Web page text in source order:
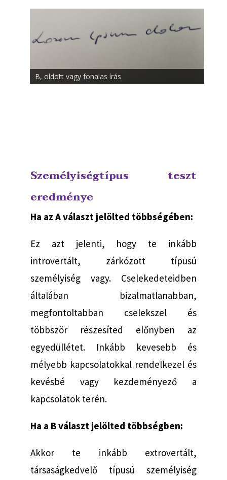
B, oldott vagy fonalas írás
Személyiségtípus teszt
eredménye
Ha az A választ jelölted többségében:
Ez azt jelenti, hogy te inkább
introvertált, zárkózott típusú
személyiség vagy. Cselekedeteidben
általában bizalmatlanabban,
megfontoltabban cselekszel és
többször részesíted előnyben az
egyedüllétet. Inkább kevesebb és
mélyebb kapcsolatokkal rendelkezel és
kevésbé vagy kezdeményező a
kapcsolatok terén.
Ha a B választ jelölted többségben:
Akkor te inkább extrovertált,
társaságkedvelő típusú személyiség